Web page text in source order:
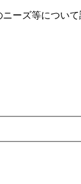
ーズ等につい